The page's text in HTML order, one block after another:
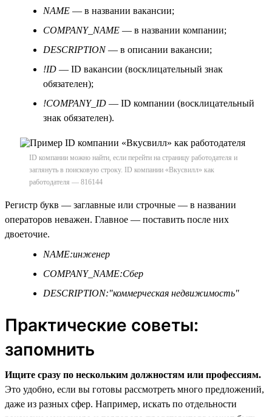
NAME — в названии вакансии;
COMPANY_NAME — в названии компании;
DESCRIPTION— в описании вакансии;
!ID — ID вакансии (восклицательный знак
обязателен);
!COMPANY_ID — ID компании (восклицательный
знак обязателен).
ID компании можно найти, если перейти на страницу работодателя и
заглянуть в поисковую строку. ID компании «Вкусвилл» как
работодателя — 816144
Регистр букв — заглавные или строчные — в названии
операторов неважен. Главное — поставить после них
двоеточие.
NAME:инженер
COMPANY_NAME:Сбер
DESCRIPTION:"коммерческая недвижимость"
Практические советы:
запомнить
Ищите сразу по нескольким должностям или профессиям.
Это удобно, если вы готовы рассмотреть много предложений,
даже из разных сфер. Например, искать по отдельности